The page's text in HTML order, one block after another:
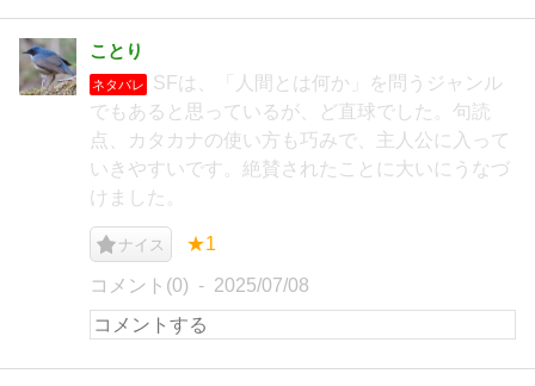
ことり
ネタバレ
SFは、「人間とは何か」を問うジャンル
でもあると思っているが、ど直球でした。句読
点、カタカナの使い方も巧みで、主人公に入って
いきやすいです。絶賛されたことに大いにうなづ
けました。
ナイス ★1
コメント(0) 2025/07/08